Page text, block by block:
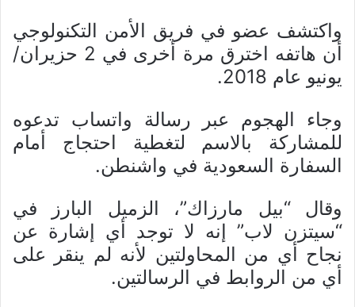
واكتشف عضو في فريق الأمن التكنولوجي
أن هاتفه اخترق مرة أخرى في 2 حزيران/
يونيو عام 2018.
وجاء الهجوم عبر رسالة واتساب تدعوه
للمشاركة بالاسم لتغطية احتجاج أمام
السفارة السعودية في واشنطن.
وقال “بيل مارزاك”، الزميل البارز في
“سيتزن لاب” إنه لا توجد أي إشارة عن
نجاح أي من المحاولتين لأنه لم ينقر على
أي من الروابط في الرسالتين.